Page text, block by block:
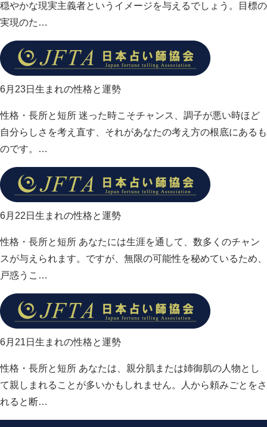
穏やかな現実主義者というイメージを与えるでしょう。目標の
実現のた…
6月23日生まれの性格と運勢
性格・長所と短所 迷った時こそチャンス、調子が悪い時ほど
自分らしさを考え直す、それがあなたの考え方の根底にあるも
のです。…
6月22日生まれの性格と運勢
性格・長所と短所 あなたには生涯を通して、数多くのチャン
スが与えられます。ですが、無限の可能性を秘めているため、
戸惑うこ…
6月21日生まれの性格と運勢
性格・長所と短所 あなたは、親分肌または姉御肌の人物とし
て親しまれることが多いかもしれません。人から頼みごとをさ
れると断…